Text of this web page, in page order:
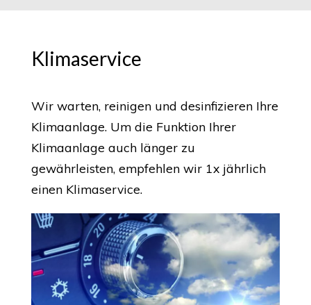
Klimaservice
Wir warten, reinigen und desinfizieren Ihre
Klimaanlage. Um die Funktion Ihrer
Klimaanlage auch länger zu
gewährleisten, empfehlen wir 1x jährlich
einen Klimaservice.